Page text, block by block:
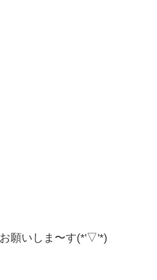
願いしま〜す(*'▽'*)